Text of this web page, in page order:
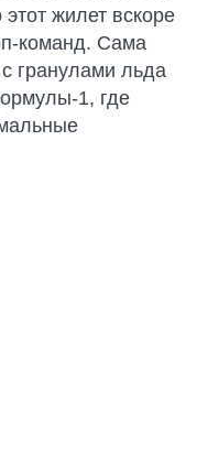
этот жилет вскоре
команд. Сама
гранулами льда
1, где